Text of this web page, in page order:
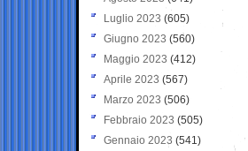
Luglio 2023 (605)
Giugno 2023 (560)
Maggio 2023 (412)
Aprile 2023 (567)
Marzo 2023 (506)
Febbraio 2023 (505)
Gennaio 2023 (541)